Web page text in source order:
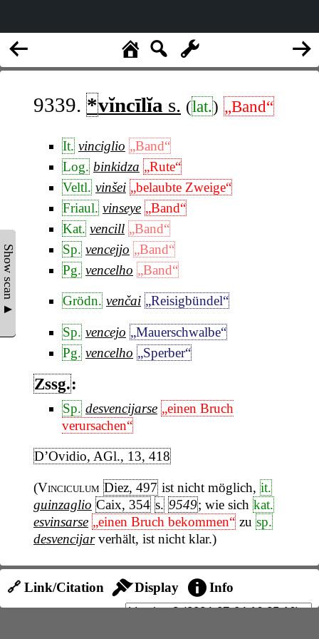
Show scan ▲
9339. *vĭncīlĭa s. (lat.) „Band“
It. vinciglio „Band“
Log. binkidza „Rute“
Veltl. vinšei „belaubte Zweige“
Friaul. vinseye „Band“
Kat. vencill „Band“
Sp. vencejjo „Band“
Pg. vencelho „Band“
Grödn. venčai „Reisigbündel“
Sp. vencejo „Mauerschwalbe“
Pg. vencelho „Sperber“
Zssg.:
Sp. desvencijarse „einen Bruch
verursachen“
D’Ovidio, AGl., 13, 418
(Vinciculum Diez, 497 ist nicht möglich, it.
guinzaglio Caix, 354 s. 9549; wie sich kat.
esvinsarse „einen Bruch bekommen“ zu sp.
desvencijarverhält, ist nicht klar.)
🔗 Link/Citation Display Info